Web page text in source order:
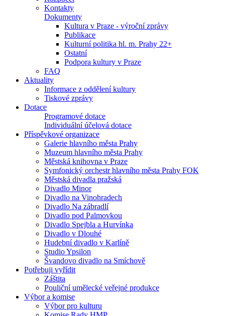
Kontakty
Dokumenty
Kultura v Praze - výroční zprávy
Publikace
Kulturní politika hl. m. Prahy 22+
Ostatní
Podpora kultury v Praze
FAQ
Aktuality
Informace z oddělení kultury
Tiskové zprávy
Dotace
Programové dotace
Individuální účelová dotace
Příspěvkové organizace
Galerie hlavního města Prahy
Muzeum hlavního města Prahy
Městská knihovna v Praze
Symfonický orchestr hlavního města Prahy FOK
Městská divadla pražská
Divadlo Minor
Divadlo na Vinohradech
Divadlo Na zábradlí
Divadlo pod Palmovkou
Divadlo Spejbla a Hurvínka
Divadlo v Dlouhé
Hudební divadlo v Karlíně
Studio Ypsilon
Švandovo divadlo na Smíchově
Potřebuji vyřídit
Záštita
Pouliční umělecké veřejné produkce
Výbor a komise
Výbor pro kulturu